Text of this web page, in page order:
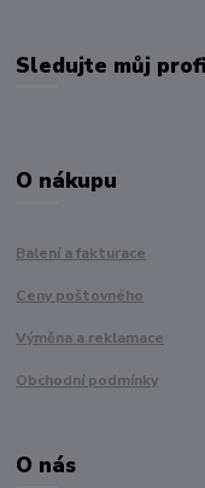
Sledujte můj
O nákupu
Balení a fakturace
Ceny poštovného
Výměna a reklamace
Obchodní podmínky
O nás